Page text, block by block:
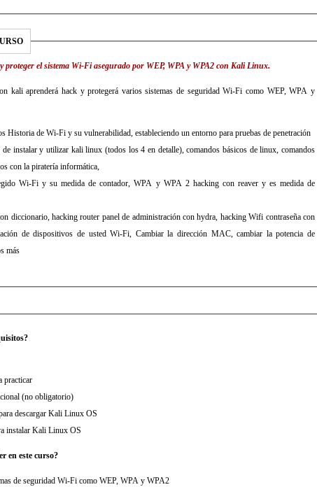
proteger el sistema Wi-Fi asegurado por WEP, WPA y WPA2 con Kali Linux.
kali aprenderá hack y protegerá varios sistemas de seguridad Wi-Fi como WEP, WPA y
Historia de Wi-Fi y su vulnerabilidad, estableciendo un entorno para pruebas de penetración
de instalar y utilizar kali linux (todos los 4 en detalle), comandos básicos de linux, comandos
con la piratería informática,
Wi-Fi y su medida de contador, WPA y WPA 2 hacking con reaver y es medida de
diccionario, hacking router panel de administración con hydra, hacking Wifi contraseña con
de dispositivos de usted Wi-Fi, Cambiar la dirección MAC, cambiar la potencia de
más
practicar
(no obligatorio)
descargar Kali Linux OS
instalar Kali Linux OS
en este curso?
de seguridad Wi-Fi como WEP, WPA y WPA2